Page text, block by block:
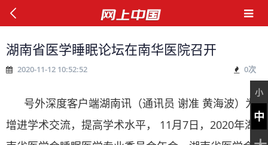
湖南省医学睡眠论坛在南华医院召开
2020-11-12 10:52:52 0次
小
中
号外深度客户端湖南讯（通讯员 谢准 黄海波）为
增进学术交流，提高学术水平， 11月7日，2020年湖